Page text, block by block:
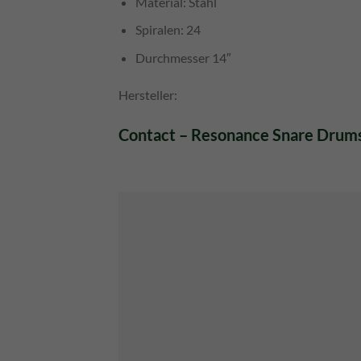
Spiralen: 24
Durchmesser 14″
Hersteller:
Contact – Resonance Snare